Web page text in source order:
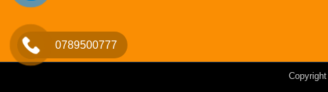
0789500777